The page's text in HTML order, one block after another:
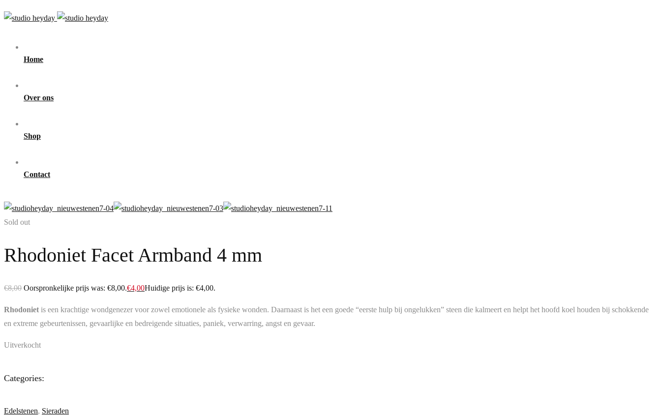
Home
Over ons
Shop
Contact
Sold out
Rhodoniet Facet Armband 4 mm
€8,00 Oorspronkelijke prijs was: €8,00.€4,00Huidige prijs is: €4,00.
Rhodoniet is een krachtige wondgenezer voor zowel emotionele als fysieke wonden. Daarnaast is het een goede “eerste hulp bij ongelukken” steen die kalmeert en helpt het hoofd koel houden bij schokkende
en extreme gebeurtenissen, gevaarlijke en bedreigende situaties, paniek, verwarring, angst en gevaar.
Uitverkocht
Categories:
Edelstenen, Sieraden